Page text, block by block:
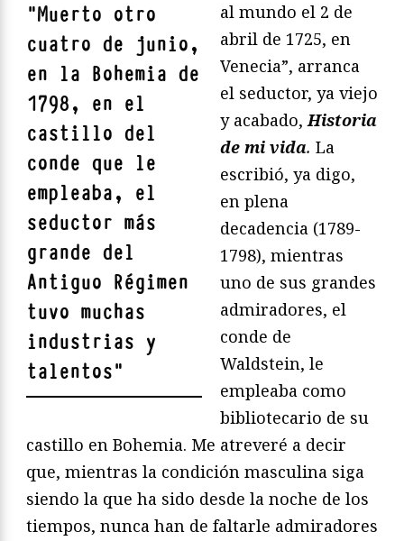
"Muerto otro
cuatro de junio,
en la Bohemia de
1798, en el
castillo del
conde que le
empleaba, el
seductor más
grande del
Antiguo Régimen
tuvo muchas
industrias y
talentos"
al mundo el 2 de
abril de 1725, en
Venecia”, arranca
el seductor, ya viejo
y acabado,Historia
de mi vida. La
escribió, ya digo,
en plena
decadencia (1789-
1798), mientras
uno de sus grandes
admiradores, el
conde de
Waldstein, le
empleaba como
bibliotecario de su
castillo en Bohemia. Me atreveré a decir
que, mientras la condición masculina siga
siendo la que ha sido desde la noche de los
tiempos, nunca han de faltarle admiradores